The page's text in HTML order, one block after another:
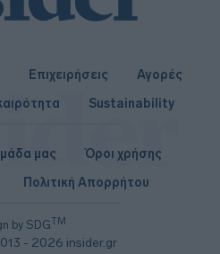
Επιχειρήσεις
Αγορές
Sustainability
by SDGTM
- 2026 insider.gr
μας
Όροι χρήσης
Πολιτική Απορρήτου